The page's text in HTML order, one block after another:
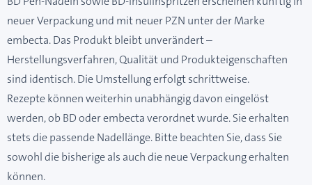
neuer Verpackung und mit neuer PZN unter der Marke
embecta. Das Produkt bleibt unverändert –
Herstellungsverfahren, Qualität und Produkteigenschaften
sind identisch. Die Umstellung erfolgt schrittweise.
Rezepte können weiterhin unabhängig davon eingelöst
werden, ob BD oder embecta verordnet wurde. Sie erhalten
stets die passende Nadellänge. Bitte beachten Sie, dass Sie
sowohl die bisherige als auch die neue Verpackung erhalten
können.